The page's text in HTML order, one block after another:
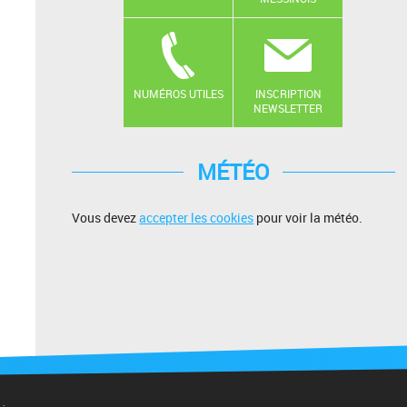
NUMÉROS UTILES
INSCRIPTION
NEWSLETTER
MÉTÉO
Vous devezaccepter les cookies pour voir la météo.